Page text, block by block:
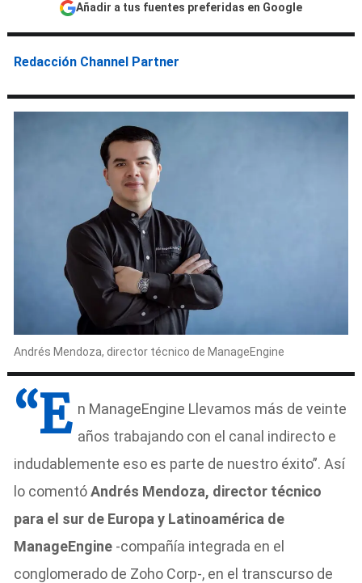
Añadir a tus fuentes preferidas en Google
Redacción Channel Partner
Andrés Mendoza, director técnico de ManageEngine
“E n ManageEngine Llevamos más de veinte
años trabajando con el canal indirecto e
indudablemente eso es parte de nuestro éxito”. Así
lo comentóAndrés Mendoza, director técnico
para el sur de Europa y Latinoamérica de
ManageEngine -compañía integrada en el
conglomerado de Zoho Corp-, en el transcurso de